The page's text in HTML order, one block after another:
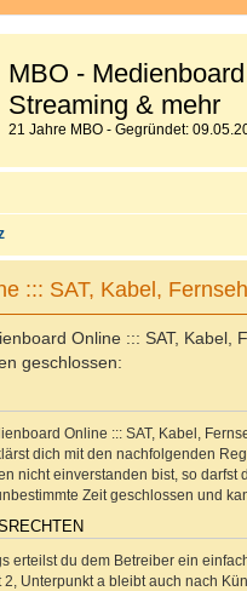
MBO -
Streaming & mehr
21 Jahre MBO - Gegründet:
::: SAT, Kabel,
Online ::: SAT,
geschlossen:
Online ::: SAT, Kabel,
dich mit den nachfolgenden
nicht einverstanden bist, so
Zeit geschlossen und
erteilst du dem Betreiber ein
2, Unterpunkt a bleibt auch nach